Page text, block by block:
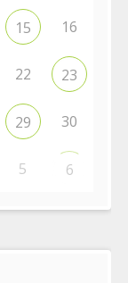
15 16
22 23
29 30
5 6